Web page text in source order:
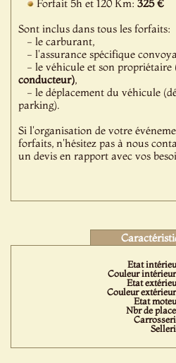
Forfait 5h et 120 Km:325 €
Sont inclus dans tous les forfaits:
- le carburant,
- l'assurance spécifique
- le véhicule et son propriétaire
conducteur),
- le déplacement du véhicule
parking).
Si l'organisation de votre
forfaits, n'hésitez pas à nous
un devis en rapport avec vos
Etat
Couleur
Etat
Couleur
Etat
Nbr de